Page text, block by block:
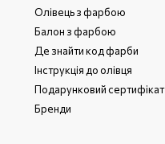
Олівець з фарбою
Балон з фарбою
Де знайти код фарби
Інструкція до олівця
Подарунковий сертифікат
Бренди